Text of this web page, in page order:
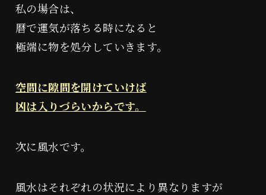
私の場合は、
暦で運気が落ちる時になると
極端に物を処分していきます。
空間に隙間を開けていけば
凶は入りづらいからです。
次に風水です。
風水はそれぞれの状況により異なりますが